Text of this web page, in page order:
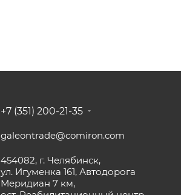
+7 (351) 200-21-35
galeontrade@comiron.com
454082, г. Челябинск,
ул. Игуменка 161, Автодорога
Меридиан 7 км,